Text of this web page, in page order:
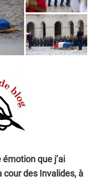
émotion que j’ai
cour des Invalides, à